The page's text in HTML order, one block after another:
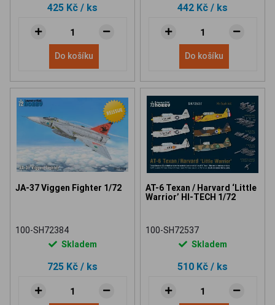
425 Kč / ks
Do košíku
442 Kč / ks
Do košíku
JA-37 Viggen Fighter 1/72
100-SH72384
Skladem
725 Kč / ks
AT-6 Texan / Harvard ‘Little
Warrior’ HI-TECH 1/72
100-SH72537
Skladem
510 Kč / ks